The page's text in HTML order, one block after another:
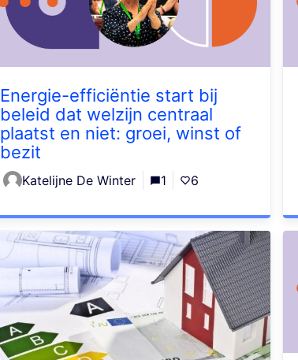
Energie-efficiëntie start bij
beleid dat welzijn centraal
plaatst en niet: groei, winst of
bezit
Katelijne De Winter 1 6